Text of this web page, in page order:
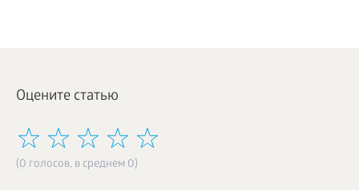
Оцените статью
(0 голосов, в среднем 0)